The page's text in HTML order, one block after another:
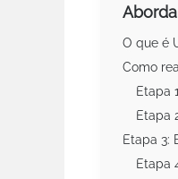
O que é
Como
Etapa
Etapa
Etapa 3:
Etapa